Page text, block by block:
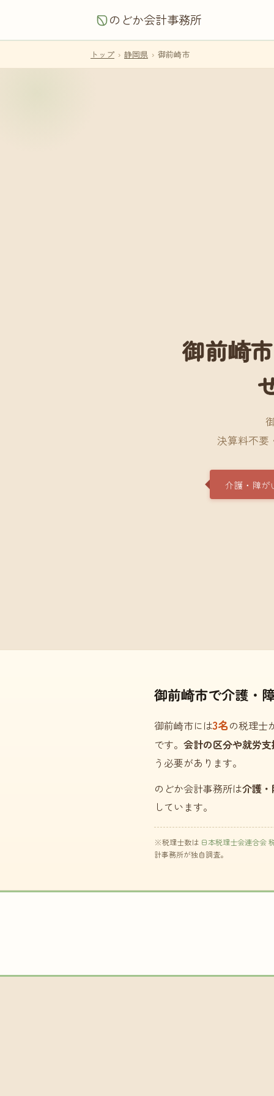
のどか会計事務所
トップ › 静岡県 › 御前崎市
御前崎
決算料不要
介護・障が
御前崎市で介護・
御前崎市には3名の税理士
です。 会計の区分や就労
う必要があります。
のどか会計事務所は介護
しています。
※税理士数は 日本税理士会連合会
計事務所が独自調査。